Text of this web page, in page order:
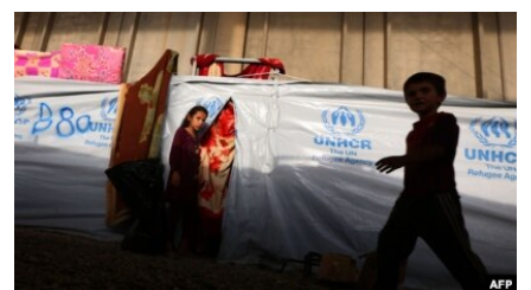
СПОРТ
УКРАЇНА
СВІТ
ТИ ЯК?
СХЕМИ
КИТАЙ.ВИКЛИКИ
МУЛЬТИМЕДІА
СПЕЦПРОЄКТИ